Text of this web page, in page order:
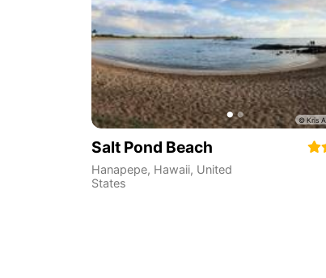
Salt Pond Beach
Hanapepe, Hawaii, United
States